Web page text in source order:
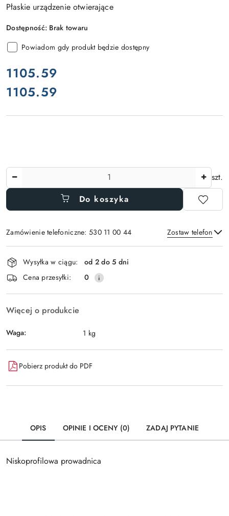
Płaskie urządzenie otwierające
Dostępność: Brak towaru
Powiadom gdy produkt będzie dostępny
cena:
1105.59
Cena:
1105.59
Ilość
szt.
Do koszyka
Zamówienie telefoniczne: 530 11 00 44 Zostaw telefon
Wyślij
Dostępność
i
dostawa
Wysyłka w ciągu:
od 2 do 5 dni
Cena przesyłki:
0
Więcej o produkcie
Waga: 1 kg
Pobierz produkt do PDF
OPIS OPINIE I OCENY (0) ZADAJ PYTANIE
Niskoprofilowa prowadnica